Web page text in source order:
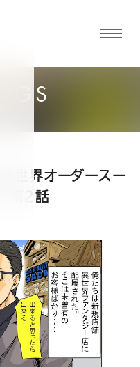
オ
ー
ダ
ー
ス
世界オーダースー
第2話